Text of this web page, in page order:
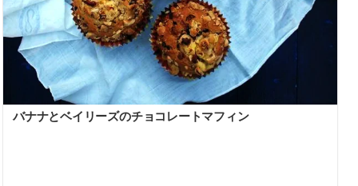
バナナとベイリーズのチョコレートマフィン